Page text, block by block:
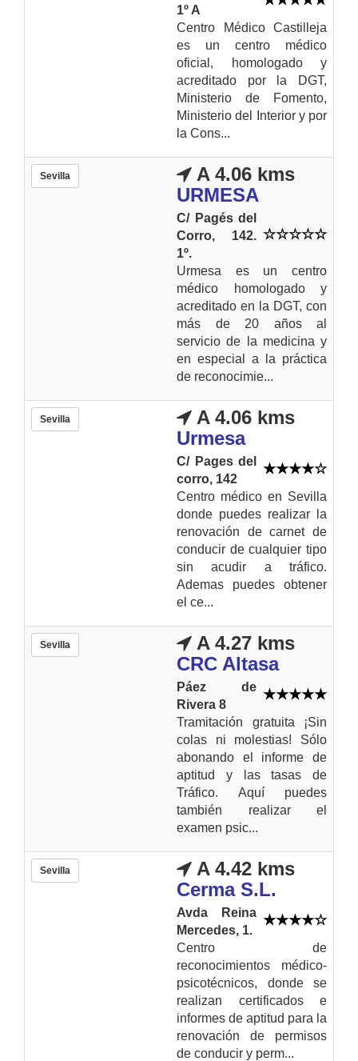
1º A
Centro Médico Castilleja
es un centro médico
oficial, homologado y
acreditado por la DGT,
Ministerio de Fomento,
Ministerio del Interior y por
la Cons...
Sevilla
A 4.06 kms
URMESA
C/ Pagés del
Corro, 142.
1º.
Urmesa es un centro
médico homologado y
acreditado en la DGT, con
más de 20 años al
servicio de la medicina y
en especial a la práctica
de reconocimie...
Sevilla
A 4.06 kms
Urmesa
C/ Pages del
corro, 142
Centro médico en Sevilla
donde puedes realizar la
renovación de carnet de
conducir de cualquier tipo
sin acudir a tráfico.
Ademas puedes obtener
el ce...
Sevilla
A 4.27 kms
CRC Altasa
Páez de
Rivera 8
Tramitación gratuita ¡Sin
colas ni molestias! Sólo
abonando el informe de
aptitud y las tasas de
Tráfico. Aquí puedes
también realizar el
examen psic...
Sevilla
A 4.42 kms
Cerma S.L.
Avda Reina
Mercedes, 1.
Centro de
reconocimientos médico-
psicotécnicos, donde se
realizan certificados e
informes de aptitud para la
renovación de permisos
de conducir y perm...